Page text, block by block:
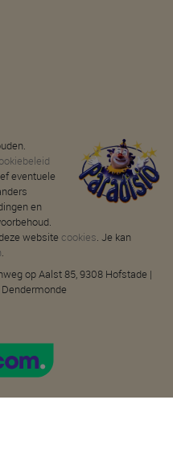
eventuele
en
website cookies. Je kan
.
op Aalst 85, 9308 Hofstade |
Dendermonde